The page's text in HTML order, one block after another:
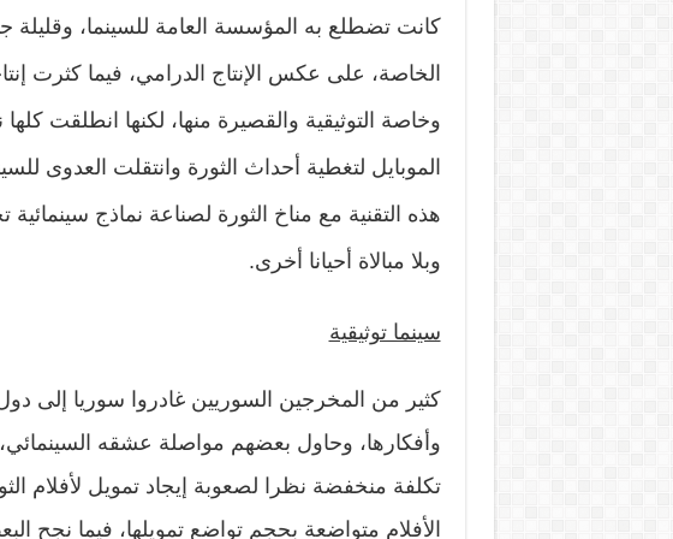
كانت تضطلع به المؤسسة العامة للسينما، وقليلة
الخاصة، على عكس الإنتاج الدرامي، فيما كثرت
وخاصة التوثيقية والقصيرة منها، لكنها انطلقت كلها
الموبايل لتغطية أحداث الثورة وانتقلت العدوى
هذه التقنية مع مناخ الثورة لصناعة نماذج
وبلا مبالاة أحيانا أخرى.
سينما توثيقية
كثير من المخرجين السوريين غادروا سوريا إلى
وأفكارها، وحاول بعضهم مواصلة عشقه السينمائي،
تكلفة منخفضة نظرا لصعوبة إيجاد تمويل لأفلام
الأفلام متواضعة بحجم تواضع تمويلها، فيما نجح